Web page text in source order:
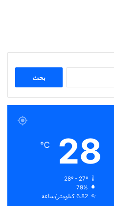
28
℃
28º - 27º
79%
6.82 كيلومتر/ساعة